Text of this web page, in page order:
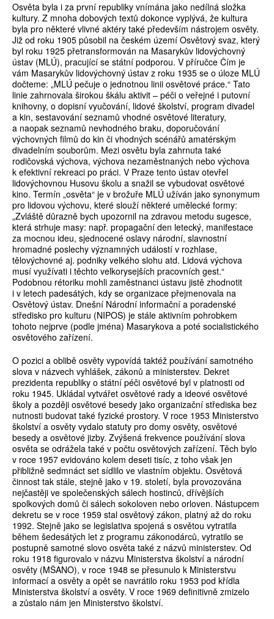
Osvěta byla i za první republiky vnímána jako nedílná složka
kultury. Z mnoha dobových textů dokonce vyplývá, že kultura
byla pro některé vlivné aktéry také především nástrojem osvěty.
Již od roku 1905 působil na českém území Osvětový svaz, který
byl roku 1925 přetransformován na Masarykův lidovýchovný
ústav (MLÚ), pracující se státní podporou. V příručce Čím je
vám Masarykův lidovýchovný ústav z roku 1935 se o úloze MLÚ
dočteme: „MLÚ pečuje o jednotnou linii osvětové práce.“ Tato
linie zahrnovala širokou škálu aktivit – péči o veřejné i putovní
knihovny, o dopisní vyučování, lidové školství, program divadel
a kin, sestavování seznamů vhodné osvětové literatury,
a naopak seznamů nevhodného braku, doporučování
výchovných filmů do kin či vhodných scénářů amatérským
divadelním souborům. Mezi osvětu byla zahrnuta také
rodičovská výchova, výchova nezaměstnaných nebo výchova
k efektivní rekreaci po práci. V Praze tento ústav otevřel
lidovýchovnou Husovu školu a snažil se vybudovat osvětové
kino. Termín „osvěta“ je v brožuře MLÚ užíván jako synonymum
pro lidovou výchovu, které slouží některé umělecké formy:
„Zvláště důrazně bych upozornil na zdravou metodu sugesce,
která strhuje masy: např. propagační den letecký, manifestace
za mocnou ideu, sjednocené oslavy národní, slavnostní
hromadné poslechy významných událostí v rozhlase,
tělovýchovné aj. podniky velkého slohu atd. Lidová výchova
musí využívati i těchto velkorysejších pracovních gest.“
Podobnou rétoriku mohli zaměstnanci ústavu jistě zhodnotit
i v letech padesátých, kdy se organizace přejmenovala na
Osvětový ústav. Dnešní Národní informační a poradenské
středisko pro kulturu (NIPOS) je stále aktivním pohrobkem
tohoto nejprve (podle jména) Masarykova a poté socialistického
osvětového zařízení.
O pozici a oblibě osvěty vypovídá taktéž používání samotného
slova v názvech vyhlášek, zákonů a ministerstev. Dekret
prezidenta republiky o státní péči osvětové byl v platnosti od
roku 1945. Ukládal vytvářet osvětové rady a ideové osvětové
školy a později osvětové besedy jako organizační střediska bez
nutnosti budovat také fyzické prostory. V roce 1953 Ministerstvo
školství a osvěty vydalo statuty pro domy osvěty, osvětové
besedy a osvětové jizby. Zvýšená frekvence používání slova
osvěta se odrážela také v počtu osvětových zařízení. Těch bylo
v roce 1957 evidováno kolem deseti tisíc, z toho však jen
přibližně sedmnáct set sídlilo ve vlastním objektu. Osvětová
činnost tak stále, stejně jako v 19. století, byla provozována
nejčastěji ve společenských sálech hostinců, dřívějších
spolkových domů či sálech sokoloven nebo orloven. Nástupcem
dekretu se v roce 1959 stal osvětový zákon, platný až do roku
1992. Stejně jako se legislativa spojená s osvětou vytratila
během šedesátých let z programu zákonodárců, vytratilo se
postupně samotné slovo osvěta také z názvů ministerstev. Od
roku 1918 figurovalo v názvu Ministerstva školství a národní
osvěty (MŠANO), v roce 1948 se přesunulo k Ministerstvu
informací a osvěty a opět se navrátilo roku 1953 pod křídla
Ministerstva školství a osvěty. V roce 1969 definitivně zmizelo
a zůstalo nám jen Ministerstvo školství.